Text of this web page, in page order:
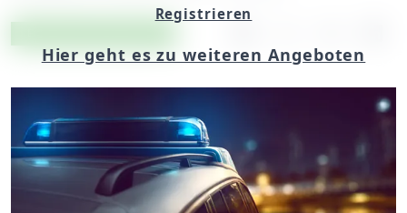
Registrieren
Hier geht es zu weiteren Angeboten